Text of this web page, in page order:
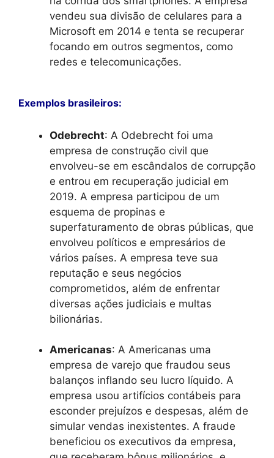
vendeu sua divisão de celulares para a
Microsoft em 2014 e tenta se recuperar
focando em outros segmentos, como
redes e telecomunicações.
Exemplos brasileiros:
Odebrecht: A Odebrecht foi uma
empresa de construção civil que
envolveu-se em escândalos de corrupção
e entrou em recuperação judicial em
2019. A empresa participou de um
esquema de propinas e
superfaturamento de obras públicas, que
envolveu políticos e empresários de
vários países. A empresa teve sua
reputação e seus negócios
comprometidos, além de enfrentar
diversas ações judiciais e multas
bilionárias.
Americanas: A Americanas uma
empresa de varejo que fraudou seus
balanços inflando seu lucro líquido. A
empresa usou artifícios contábeis para
esconder prejuízos e despesas, além de
simular vendas inexistentes. A fraude
beneficiou os executivos da empresa,